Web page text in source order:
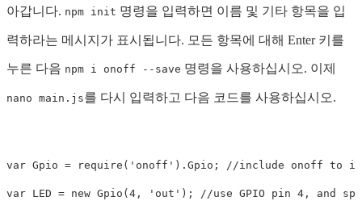
아갑니다. npm init 명령을 입력하면 이름 및 기타 항목을 입
력하라는 메시지가 표시됩니다. 모든 항목에 대해 Enter 키를
누른 다음 npm i onoff --save 명령을 사용하십시오. 이제
nano main.js를 다시 입력하고 다음 코드를 사용하십시오.
var Gpio = require('onoff').Gpio; //include onoff to
var LED = new Gpio(4, 'out'); //use GPIO pin 4,